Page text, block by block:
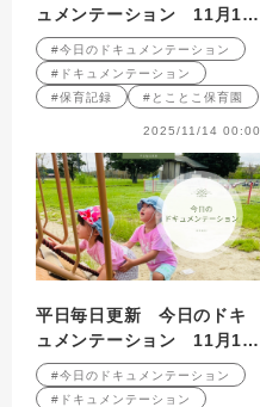
ュメンテーション 11月14
日公開
#今日のドキュメンテーション
#ドキュメンテーション
#保育記録
#とことこ保育園
2025/11/14 00:00
平日毎日更新 今日のドキ
ュメンテーション 11月12
日公開
#今日のドキュメンテーション
#ドキュメンテーション